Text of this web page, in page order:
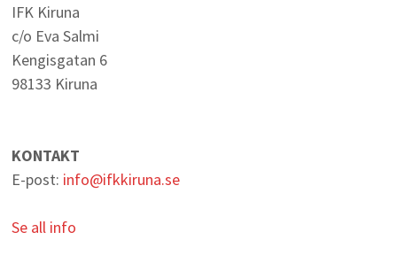
IFK Kiruna
c/o Eva Salmi
Kengisgatan 6
98133 Kiruna
KONTAKT
E-post: info@ifkkiruna.se
Se all info